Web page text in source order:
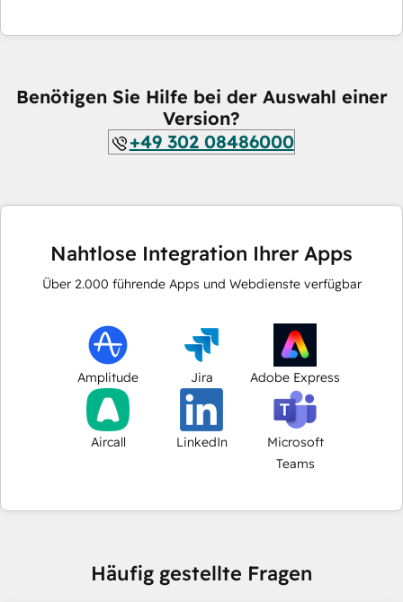
Benötigen Sie Hilfe bei der Auswahl einer
Version?
+49 302 08486000
Nahtlose Integration Ihrer Apps
Über 2.000 führende Apps und Webdienste verfügbar
Amplitude Jira Adobe Express
Aircall LinkedIn
Microsoft
Teams
Häufig gestellte Fragen